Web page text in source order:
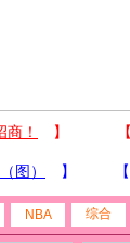
NBA 综合